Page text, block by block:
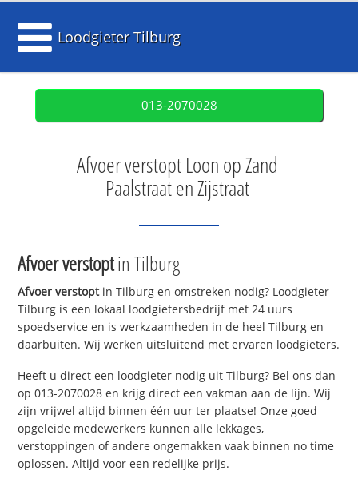
Loodgieter Tilburg
013-2070028
Afvoer verstopt Loon op Zand
Paalstraat en Zijstraat
Afvoer verstoptin Tilburg
Afvoer verstoptin Tilburg en omstreken nodig? Loodgieter
Tilburg is een lokaal loodgietersbedrijf met 24 uurs
spoedservice en is werkzaamheden in de heel Tilburg en
daarbuiten. Wij werken uitsluitend met ervaren loodgieters.
Heeft u direct een loodgieter nodig uit Tilburg? Bel ons dan
op 013-2070028 en krijg direct een vakman aan de lijn. Wij
zijn vrijwel altijd binnen één uur ter plaatse! Onze goed
opgeleide medewerkers kunnen alle lekkages,
verstoppingen of andere ongemakken vaak binnen no time
oplossen. Altijd voor een redelijke prijs.